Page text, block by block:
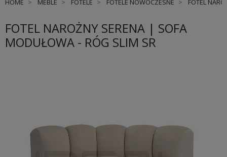
HOME MEBLE FOTELE FOTELE NOWOCZESNE FOTEL
FOTEL NAROŻNY SERENA | SOFA
MODUŁOWA - RÓG SLIM SR